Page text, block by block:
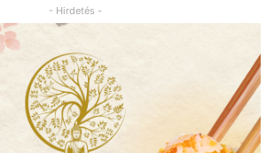
- Hirdetés -